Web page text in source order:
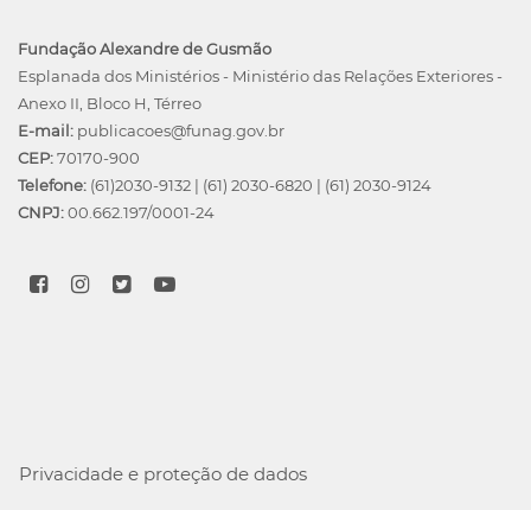
Fundação Alexandre de Gusmão
Esplanada dos Ministérios - Ministério das Relações Exteriores -
Anexo II, Bloco H, Térreo
E-mail: publicacoes@funag.gov.br
CEP:70170-900
Telefone: (61)2030-9132 | (61) 2030-6820 | (61) 2030-9124
CNPJ:00.662.197/0001-24
Privacidade e proteção de dados